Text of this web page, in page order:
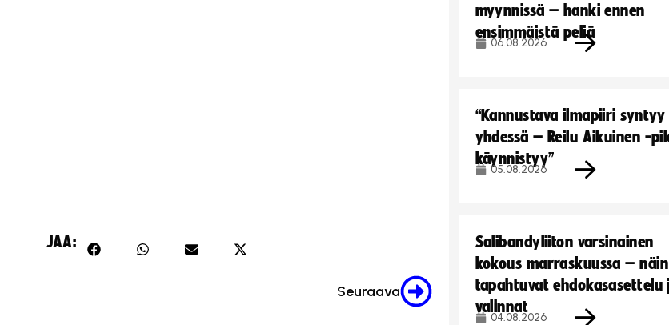
JAA:
Seuraava
myynnissä – hanki ennen
ensimmäistä peliä
06.08.2026
“Kannustava ilmapiiri syntyy
yhdessä – Reilu Aikuinen -
käynnistyy”
05.08.2026
Salibandyliiton varsinainen
kokous marraskuussa – näin
tapahtuvat ehdokasasettelu
valinnat
04.08.2026